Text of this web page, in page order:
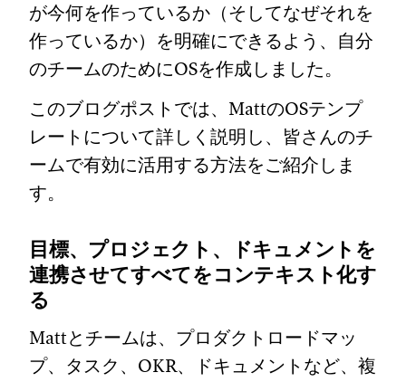
が今何を作っているか（そしてなぜそれを
作っているか）を明確にできるよう、自分
のチームのためにOSを作成しました。
このブログポストでは、MattのOSテンプ
レートについて詳しく説明し、皆さんのチ
ームで有効に活用する方法をご紹介しま
す。
目標、プロジェクト、ドキュメントを
連携させてすべてをコンテキスト化す
る
Mattとチームは、プロダクトロードマッ
プ、タスク、OKR、ドキュメントなど、複